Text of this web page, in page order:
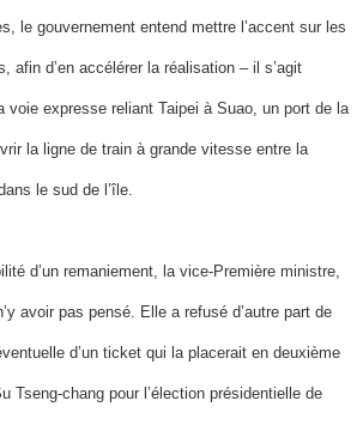
le gouvernement entend mettre l’accent sur les
afin d’en accélérer la réalisation – il s’agit
voie expresse reliant Taipei à Suao, un port de la
la ligne de train à grande vitesse entre la
le sud de l’île.
d’un remaniement, la vice-Première ministre,
avoir pas pensé. Elle a refusé d’autre part de
d’un ticket qui la placerait en deuxième
Tseng-chang pour l’élection présidentielle de